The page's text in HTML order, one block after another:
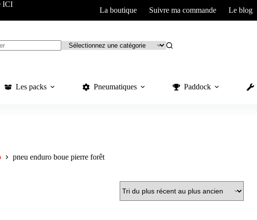
ICI
La boutique Suivre ma commande Le blog
Les packs Pneumatiques Paddock
pneu enduro boue pierre forêt